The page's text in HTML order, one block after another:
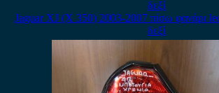
Jaguar XJ (X 350) 2003-2007 πίσω φανάρι
δεξί